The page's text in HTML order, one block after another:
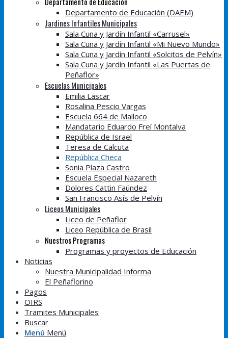
Departamento de Educación (DAEM)
Jardines Infantiles Municipales
Sala Cuna y Jardín Infantil «Carrusel»
Sala Cuna y Jardín Infantil «Mi Nuevo Mundo»
Sala Cuna y Jardín Infantil «Solcitos de Pelvín»
Sala Cuna y Jardín Infantil «Las Puertas de
Peñaflor»
Escuelas Municipales
Emilia Lascar
Rosalina Pescio Vargas
Escuela 664 de Malloco
Mandatario Eduardo Freí Montalva
República de Israel
Teresa de Calcuta
República Checa
Sonia Plaza Castro
Escuela Especial Nazareth
Dolores Cattin Faúndez
San Francisco Asís de Pelvín
Liceos Municipales
Liceo de Peñaflor
Liceo República de Brasil
Nuestros Programas
Programas y proyectos de Educación
Noticias
Nuestra Municipalidad Informa
El Peñaflorino
Pagos
OIRS
Tramites Municipales
Buscar
Menú Menú